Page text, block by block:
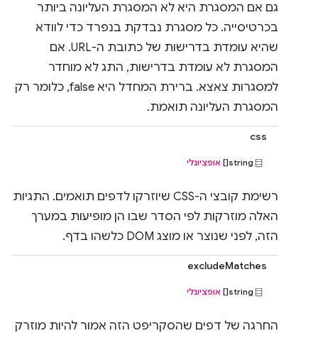
גם אם המסגרת היא לא המסגרת העליונה ביותר
בכרטיסייה. כל מסגרת נבדקת בנפרד כדי לוודא
שהיא עומדת בדרישות של כתובת ה-URL. אם
המסגרת לא עומדת בדרישות, התג לא מוחדר
למסגרות צאצא. ברירת המחדל היא false, כלומר רק
המסגרת העליונה תואמת.
css
string[] אופציונלי
רשימת קובצי ה-CSS שיוזרקו לדפים תואמים. התגיות
האלה מוזרקות לפי הסדר שבו הן מופיעות במערך
הזה, לפני שנוצר או מוצג DOM כלשהו בדף.
excludeMatches
string[] אופציונלי
החרגה של דפים שהסקריפט הזה אמור להיות מוזרק